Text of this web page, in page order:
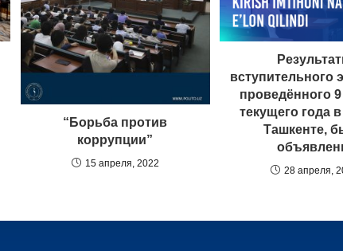
“Борьба против
коррупции”
15 апреля, 2022
вступительного
проведённого
текущего года
Ташкентe,
28 апреля,